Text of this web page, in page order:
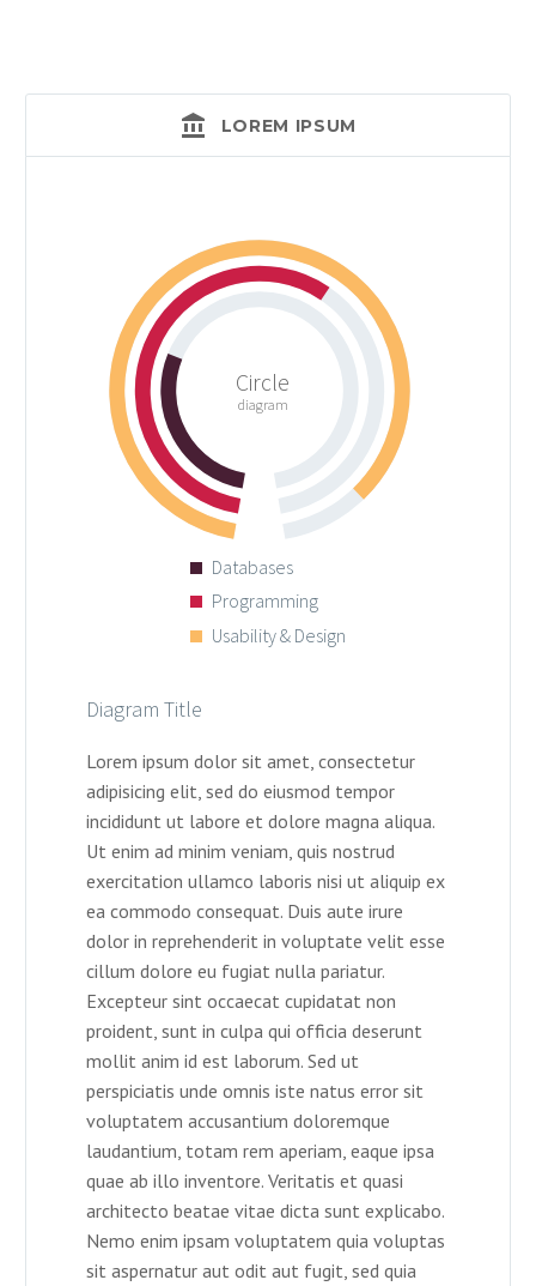
LOREM IPSUM
Circle
diagram
Databases
Programming
Usability & Design
Diagram Title
Lorem ipsum dolor sit amet, consectetur
adipisicing elit, sed do eiusmod tempor
incididunt ut labore et dolore magna aliqua.
Ut enim ad minim veniam, quis nostrud
exercitation ullamco laboris nisi ut aliquip ex
ea commodo consequat. Duis aute irure
dolor in reprehenderit in voluptate velit esse
cillum dolore eu fugiat nulla pariatur.
Excepteur sint occaecat cupidatat non
proident, sunt in culpa qui officia deserunt
mollit anim id est laborum. Sed ut
perspiciatis unde omnis iste natus error sit
voluptatem accusantium doloremque
laudantium, totam rem aperiam, eaque ipsa
quae ab illo inventore. Veritatis et quasi
architecto beatae vitae dicta sunt explicabo.
Nemo enim ipsam voluptatem quia voluptas
sit aspernatur aut odit aut fugit, sed quia